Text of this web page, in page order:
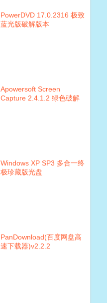
PowerDVD 17.0.2316 极致
蓝光版破解版本
Apowersoft Screen
Capture 2.4.1.2 绿色破解
Windows XP SP3 多合一终
极珍藏版光盘
PanDownload(百度网盘高
速下载器)v2.2.2